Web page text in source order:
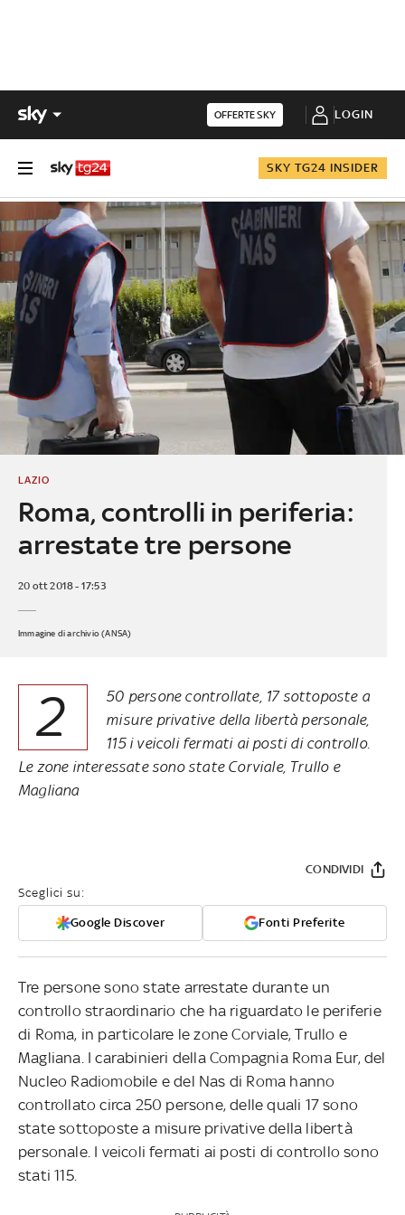
OFFERTE SKY LOGIN
SKY TG24 INSIDER
Roma, controlli in periferia:
arrestate tre persone
LAZIO
20 ott 2018 - 17:53
Immagine di archivio (ANSA)
2
50 persone controllate, 17 sottoposte a
misure privative della libertà personale,
115 i veicoli fermati ai posti di controllo.
Le zone interessate sono state Corviale, Trullo e
Magliana
Sceglici su:
Google Discover Fonti Preferite
CONDIVIDI
Tre persone sono state arrestate durante un
controllo straordinario che ha riguardato le periferie
di Roma, in particolare le zone Corviale, Trullo e
Magliana. I carabinieri della Compagnia Roma Eur, del
Nucleo Radiomobile e del Nas di Roma hanno
controllato circa 250 persone, delle quali 17 sono
state sottoposte a misure privative della libertà
personale. I veicoli fermati ai posti di controllo sono
stati 115.